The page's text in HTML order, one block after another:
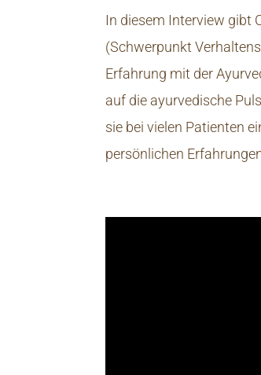
In diesem Interview gibt
(Schwerpunkt
Erfahrung mit der
auf die ayurvedische
sie bei vielen Patienten
persönlichen